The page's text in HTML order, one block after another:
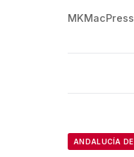
MKMacPress